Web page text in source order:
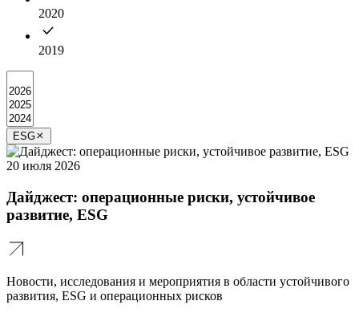
2020
2019
ESG
20 июля 2026
Дайджест: операционные риски, устойчивое
развитие, ESG
Новости, исследования и мероприятия в области устойчивого
развития, ESG и операционных рисков